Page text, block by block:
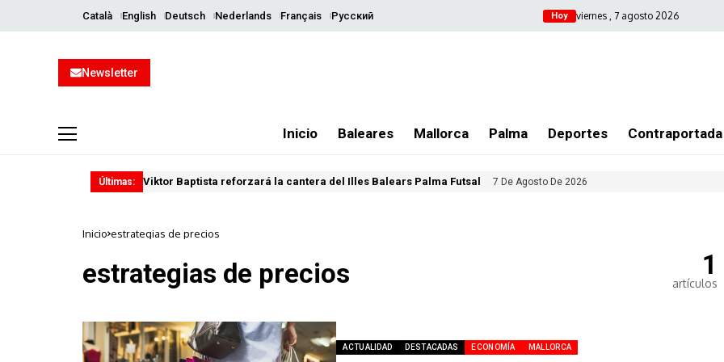
Català English Deutsch Nederlands Français Русский Hoy viernes , 7 agosto 2026
Newsletter
Inicio Baleares Mallorca Palma Deportes Contraportada
Últimas: Viktor Baptista reforzará la cantera del Illes Balears Palma Futsal 7 De Agosto De 2026
Inicio estrategias de precios
estrategias de precios 1
artículos
ACTUALIDAD DESTACADAS ECONOMÍA MALLORCA